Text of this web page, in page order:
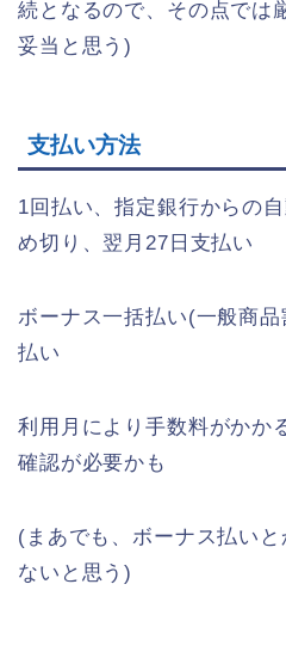
続となるので、その点では
妥当と思う)
支払い方法
1回払い、指定銀行からの
め切り、翌月27日支払い
ボーナス一括払い(一般商
払い
利用月により手数料がかか
確認が必要かも
(まあでも、ボーナス払い
ないと思う)